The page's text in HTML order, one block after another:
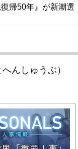
帰50年』が新潮選
んしゅうぶ）